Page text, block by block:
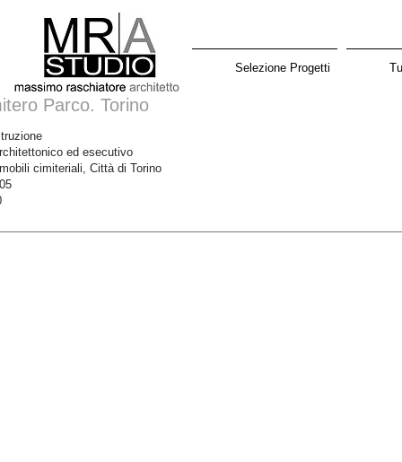
Selezione Progetti
ed esecutivo
cimiteriali, Città di Torino
Parco. Torino